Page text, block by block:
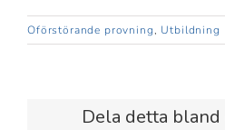
Oförstörande provning, Utbildning
Dela detta bland